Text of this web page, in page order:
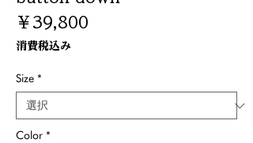
￥39,800
消費税込み
Size *
Color *